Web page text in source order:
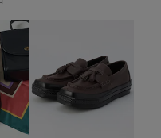
光の照射や角度により実物
示のサイズ感と実物は若干
ください。
いる品質表示とアテンショ